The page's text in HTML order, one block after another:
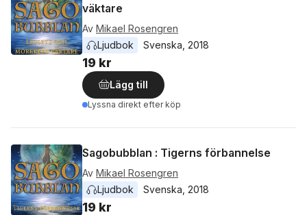
väktare
Av Mikael Rosengren
Ljudbok
Svenska 2018
19 kr
Lägg till
Lyssna direkt efter köp
Sagobubblan : Tigerns förbannelse
Av Mikael Rosengren
Ljudbok
Svenska 2018
19 kr